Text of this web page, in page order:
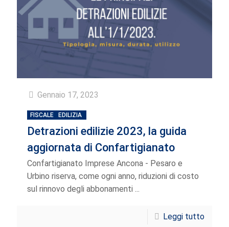
Gennaio 17, 2023
FISCALE EDILIZIA
Detrazioni edilizie 2023, la guida
aggiornata di Confartigianato
Confartigianato Imprese Ancona - Pesaro e
Urbino riserva, come ogni anno, riduzioni di costo
sul rinnovo degli abbonamenti ...
Leggi tutto